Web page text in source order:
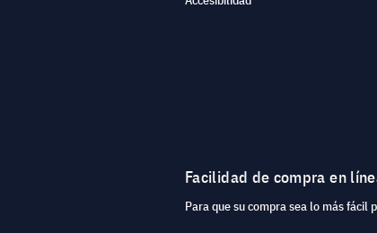
Facilidad de compra en
Para que su compra sea lo más fácil